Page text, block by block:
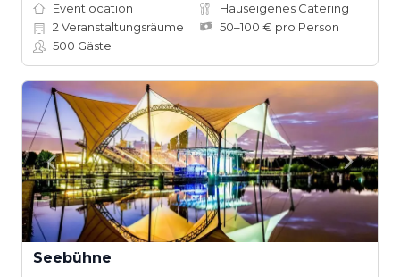
Eventlocation
Hauseigenes Catering
2 Veranstaltungsräume
50–100 € pro Person
500 Gäste
Seebühne